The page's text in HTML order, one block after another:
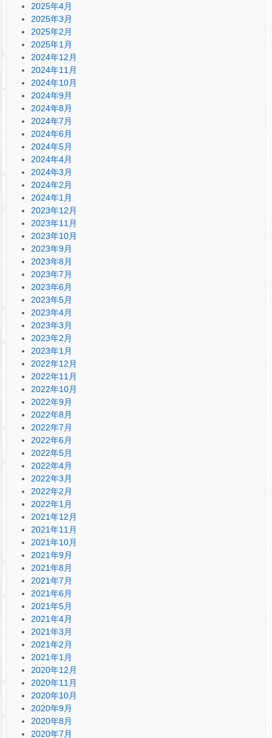
2025年4月
2025年3月
2025年2月
2025年1月
2024年12月
2024年11月
2024年10月
2024年9月
2024年8月
2024年7月
2024年6月
2024年5月
2024年4月
2024年3月
2024年2月
2024年1月
2023年12月
2023年11月
2023年10月
2023年9月
2023年8月
2023年7月
2023年6月
2023年5月
2023年4月
2023年3月
2023年2月
2023年1月
2022年12月
2022年11月
2022年10月
2022年9月
2022年8月
2022年7月
2022年6月
2022年5月
2022年4月
2022年3月
2022年2月
2022年1月
2021年12月
2021年11月
2021年10月
2021年9月
2021年8月
2021年7月
2021年6月
2021年5月
2021年4月
2021年3月
2021年2月
2021年1月
2020年12月
2020年11月
2020年10月
2020年9月
2020年8月
2020年7月